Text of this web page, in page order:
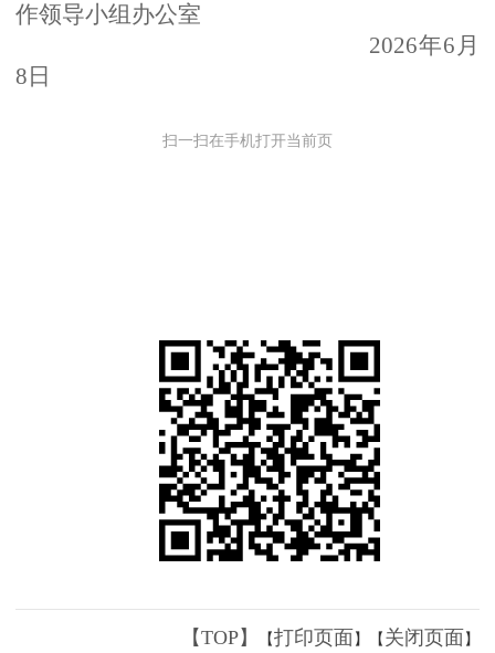
作领导小组办公室
2026年6月
8日
扫一扫在手机打开当前页
【TOP】 【打印页面 】【 关闭页面 】